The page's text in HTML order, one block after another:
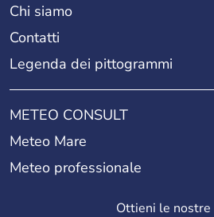
Chi siamo
Contatti
Legenda dei pittogrammi
METEO CONSULT
Meteo Mare
Meteo professionale
Ottieni le nostre